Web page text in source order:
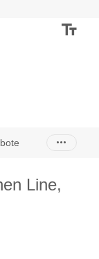
Line,